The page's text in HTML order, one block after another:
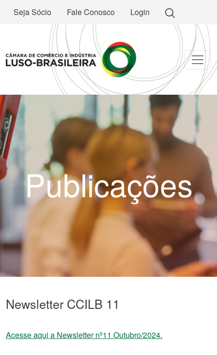
Seja Sócio Fale Conosco Login
Publicações
Newsletter CCILB 11
Acesse aqui a Newsletter nº11 Outubro/2024.